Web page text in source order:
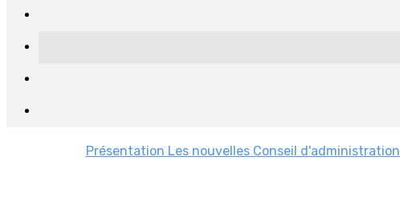
Présentation Les nouvelles Conseil d'administration